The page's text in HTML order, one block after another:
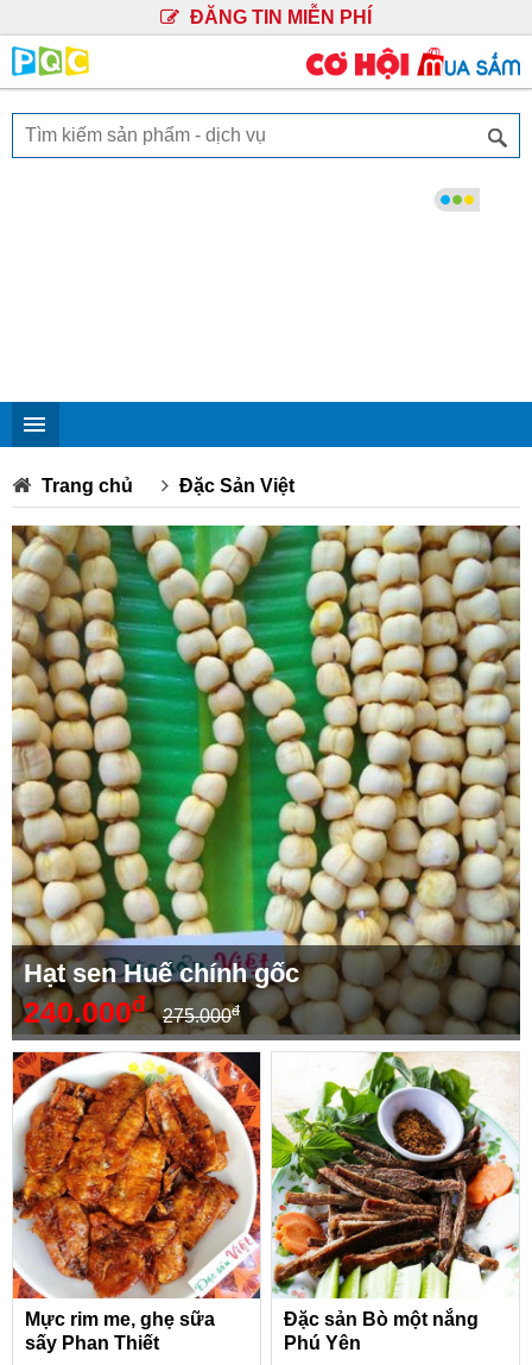
ĐĂNG TIN MIỄN PHÍ
Trang chủ Đặc Sản Việt
Hạt sen Huế chính gốc
240.000đ 275.000đ
Mực rim me, ghẹ sữa
sấy Phan Thiết
Đặc sản Bò một nắng
Phú Yên